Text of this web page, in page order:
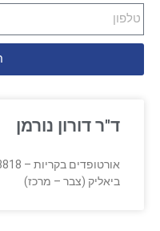
ד"ר דורון נורמן
ביאליק (צבר – מרכז)